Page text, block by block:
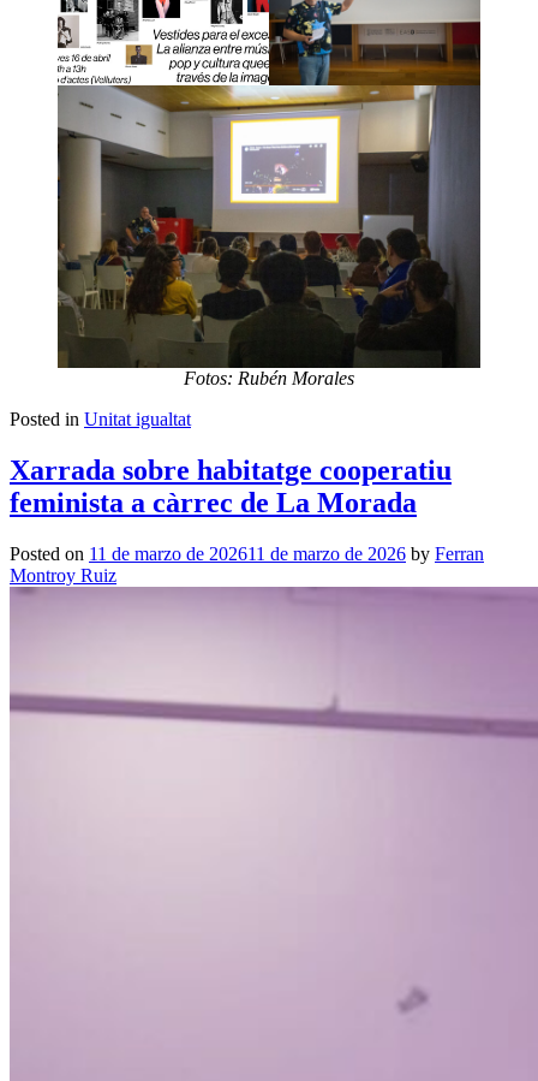
Fotos: Rubén Morales
Posted in Unitat igualtat
Xarrada sobre habitatge cooperatiu
feminista a càrrec de La Morada
Posted on 11 de marzo de 202611 de marzo de 2026 by Ferran
Montroy Ruiz